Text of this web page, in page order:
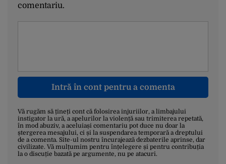
comentariu.
Intră în cont pentru a comenta
Vă rugăm să țineți cont că folosirea injuriilor, a limbajului
instigator la ură, a apelurilor la violență sau trimiterea repetată,
în mod abuziv, a aceluiași comentariu pot duce nu doar la
ștergerea mesajului, ci și la suspendarea temporară a dreptului
de a comenta. Site-ul nostru încurajează dezbaterile aprinse, dar
civilizate. Vă mulțumim pentru înțelegere și pentru contribuția
la o discuție bazată pe argumente, nu pe atacuri.